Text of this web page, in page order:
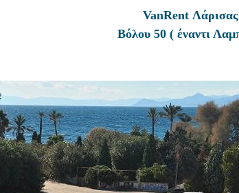
VanRent Λάρισας
Βόλου 50 ( έναντι